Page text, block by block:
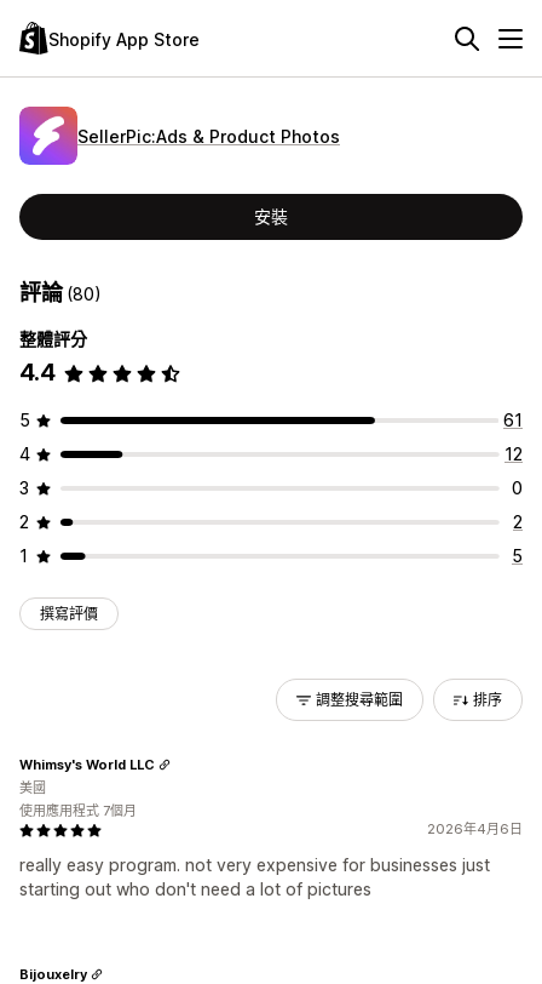
Shopify App Store
SellerPic:Ads & Product Photos
安裝
評論(80)
整體評分
4.4
5
61
4
12
3
0
2
2
1
5
撰寫評價
調整搜尋範圍 排序
2026年4月6日
really easy program. not very expensive for businesses just
starting out who don't need a lot of pictures
Whimsy's World LLC
美國
使用應用程式 7個月
Bijouxelry